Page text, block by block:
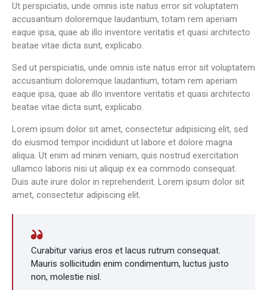
Ut perspiciatis, unde omnis iste natus error sit voluptatem
accusantium doloremque laudantium, totam rem aperiam
eaque ipsa, quae ab illo inventore veritatis et quasi architecto
beatae vitae dicta sunt, explicabo.
Sed ut perspiciatis, unde omnis iste natus error sit voluptatem
accusantium doloremque laudantium, totam rem aperiam
eaque ipsa, quae ab illo inventore veritatis et quasi architecto
beatae vitae dicta sunt, explicabo.
Lorem ipsum dolor sit amet, consectetur adipisicing elit, sed
do eiusmod tempor incididunt ut labore et dolore magna
aliqua. Ut enim ad minim veniam, quis nostrud exercitation
ullamco laboris nisi ut aliquip ex ea commodo consequat.
Duis aute irure dolor in reprehenderit. Lorem ipsum dolor sit
amet, consectetur adipiscing elit.
Curabitur varius eros et lacus rutrum consequat.
Mauris sollicitudin enim condimentum, luctus justo
non, molestie nisl.